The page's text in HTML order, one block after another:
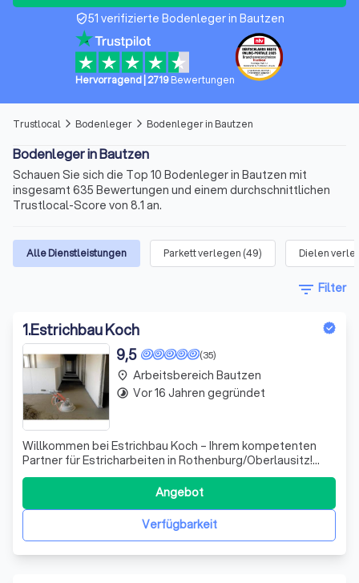
verified_user51 verifizierte Bodenleger in Bautzen
Hervorragend 2719Bewertungen
Trustlocal arrow_forward_ios Bodenleger arrow_forward_ios Bodenleger in Bautzen
Bodenleger in Bautzen
Schauen Sie sich die Top 10 Bodenleger in Bautzen mit
insgesamt 635 Bewertungen und einem durchschnittlichen
Trustlocal-Score von 8.1 an.
Alle Dienstleistungen Parkett verlegen (49) Dielen
filter_list Filter
1.Estrichbau Koch
(35)
9,5
Willkommen bei Estrichbau Koch – Ihrem kompetenten
Partner für Estricharbeiten in Rothenburg/Oberlausitz!
Seit unserer Gründung im Jahr 2009 haben wir uns als
renommierter Handwerksbetrieb etabliert, der sich durch
höchste Qualität und Kundenzufriedenheit auszeichnet.
Wir bearbeiten eine Vielzahl vo
Verfügbarkeit
Angebot
place Arbeitsbereich Bautzen
timelapse Vor 16 Jahren gegründet